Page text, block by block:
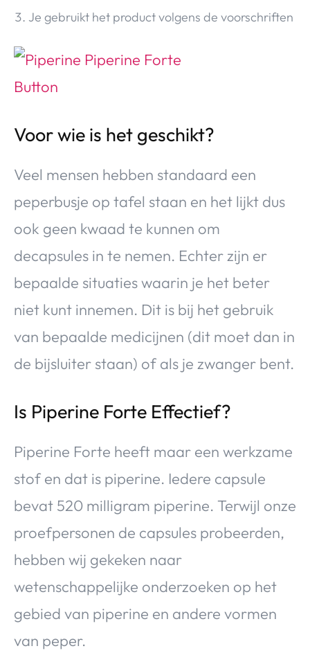
Je gebruikt het product volgens de voorschriften
Voor wie is het geschikt?
Veel mensen hebben standaard een
peperbusje op tafel staan en het lijkt dus
ook geen kwaad te kunnen om
decapsules in te nemen. Echter zijn er
bepaalde situaties waarin je het beter
niet kunt innemen. Dit is bij het gebruik
van bepaalde medicijnen (dit moet dan in
de bijsluiter staan) of als je zwanger bent.
Is Piperine Forte Effectief?
Piperine Forte heeft maar een werkzame
stof en dat is piperine. Iedere capsule
bevat 520 milligram piperine. Terwijl onze
proefpersonen de capsules probeerden,
hebben wij gekeken naar
wetenschappelijke onderzoeken op het
gebied van piperine en andere vormen
van peper.